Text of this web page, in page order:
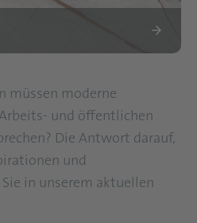
müssen moderne
und öffentlichen
Die Antwort darauf,
und
in unserem aktuellen